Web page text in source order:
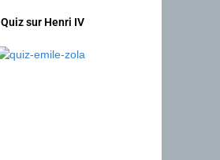
Quiz sur Henri IV